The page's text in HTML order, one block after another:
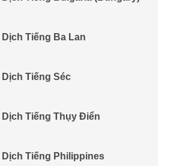
Dịch Tiếng Ba Lan
Dịch Tiếng Séc
Dịch Tiếng Thụy Điển
Dịch Tiếng Philippines